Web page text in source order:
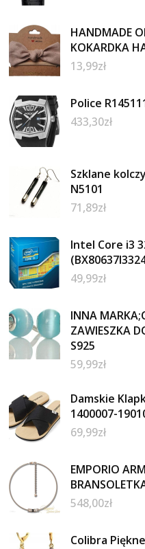
HANDMADE
KOKARDKA
13,99zł
Police
433,30zł
Szklane
N5101
71,89zł
Intel Core i3
49,99zł
INNA
ZAWIESZKA
S925
59,99zł
Damskie
1400007-
69,99zł
EMPORIO
548,00zł
Colibra